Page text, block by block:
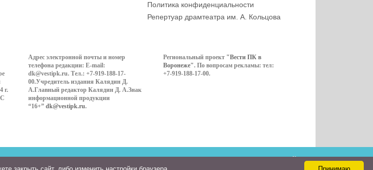
Политика конфиденциальности
Репертуар драмтеатра им. А. Кольцова
г.
Адрес электронной почты и номер
телефона редакции: E-mail:
dk@vestipk.ru. Тел.: +7-919-188-17-
00.Учредитель издания Калядин Д.
А.Главный редактор Калядин Д. А.Знак
информационной продукции
“16+” dk@vestipk.ru.
Региональный проект "Вести ПК в
Воронеже". По вопросам рекламы: тел:
+7-919-188-17-00.
Контакты